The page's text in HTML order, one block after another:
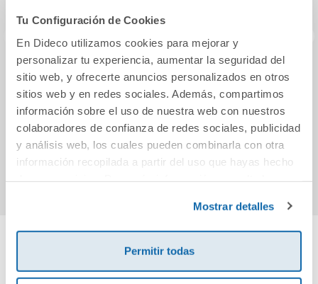
Tu Configuración de Cookies
En Dideco utilizamos cookies para mejorar y
personalizar tu experiencia, aumentar la seguridad del
sitio web, y ofrecerte anuncios personalizados en otros
sitios web y en redes sociales. Además, compartimos
información sobre el uso de nuestra web con nuestros
colaboradores de confianza de redes sociales, publicidad
y análisis web, los cuales pueden combinarla con otra
información recopilada a partir del uso que hayas hecho
Mostrar detalles
Permitir todas
Set herramientas
modelado 2
mangos 8 puntas
1,90€
Comprar
Plastilina 350gr
azul oscuro Jovi
Ver más
Cuéntanos tu opinión